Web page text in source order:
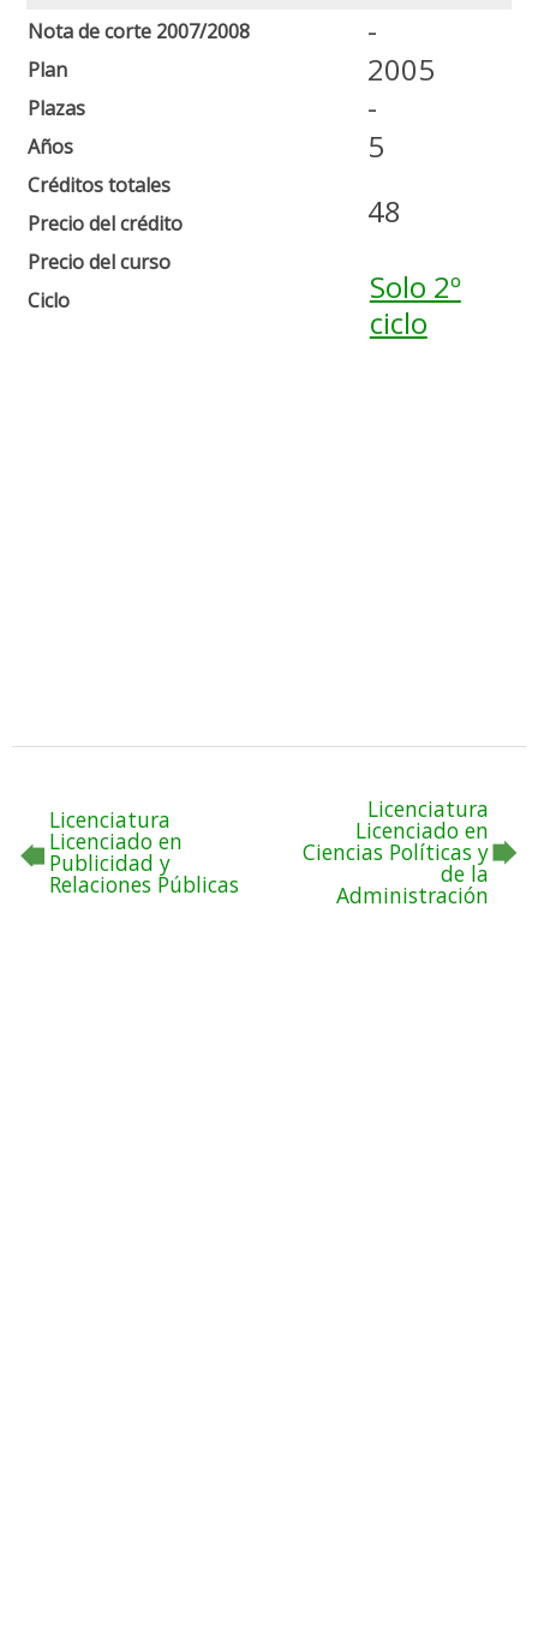
Nota de corte 2007/2008
Plan
Plazas
Años
Créditos totales
Precio del crédito
Precio del curso
Ciclo
-
2005
-
5
48
Solo 2º
ciclo
Licenciatura
Licenciado en
Publicidad y
Relaciones Públicas
Licenciatura
Licenciado en
Ciencias Políticas y
de la
Administración